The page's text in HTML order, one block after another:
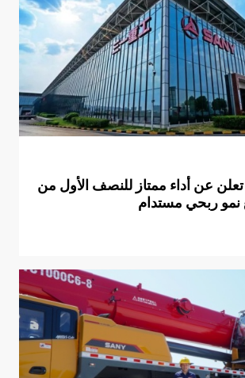
شركة SANY تعلن عن أداء ممتاز للنصف الأول من